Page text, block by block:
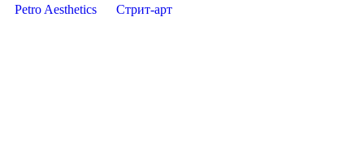
Petro Aesthetics
Стрит-арт